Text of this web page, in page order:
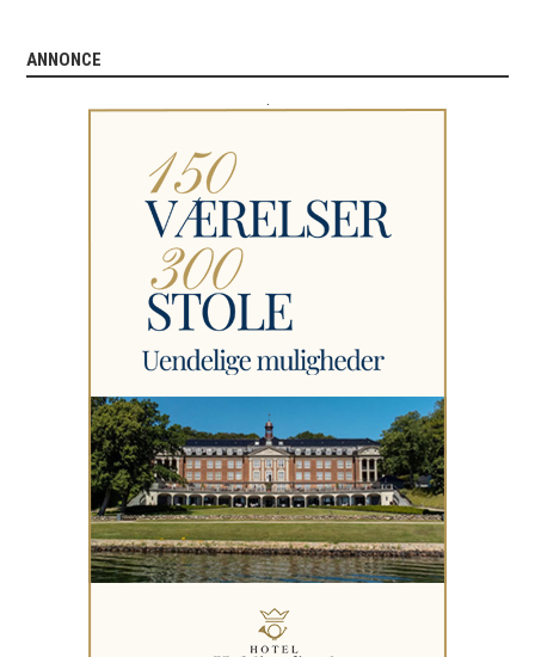
ANNONCE